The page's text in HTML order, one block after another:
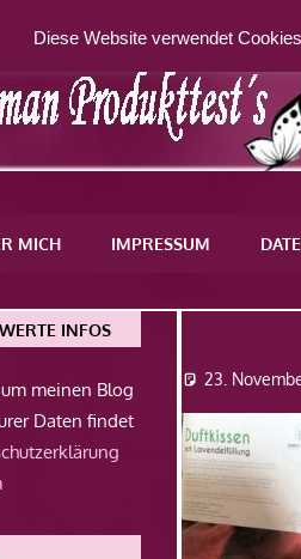
MICH IMPRESSUM
23.
INFOS
meinen Blog
Daten findet
Diese Website verwendet